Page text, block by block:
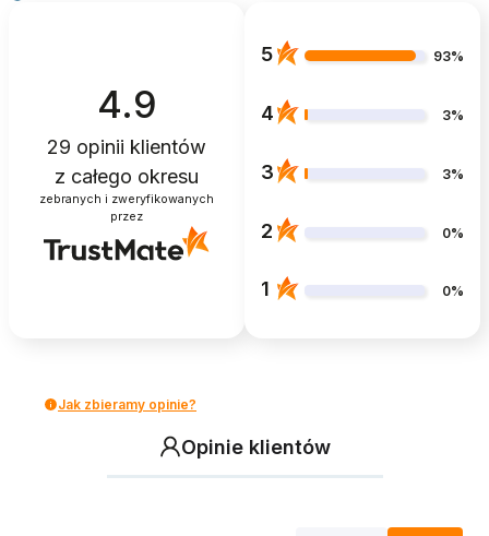
4.9
29 opinii klientów
z całego okresu
zebranych i zweryfikowanych
przez
5 93%
4 3%
3 3%
2 0%
1 0%
Jak zbieramy opinie?
Opinie klientów